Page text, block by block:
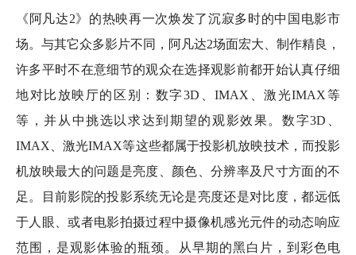
《阿凡达2》的热映再一次焕发了沉寂多时的中国电影市
场。与其它众多影片不同，阿凡达2场面宏大、制作精良，
许多平时不在意细节的观众在选择观影前都开始认真仔细
地对比放映厅的区别：数字3D、IMAX、激光IMAX等
等，并从中挑选以求达到期望的观影效果。数字3D、
IMAX、激光IMAX等这些都属于投影机放映技术，而投影
机放映最大的问题是亮度、颜色、分辨率及尺寸方面的不
足。目前影院的投影系统无论是亮度还是对比度，都远低
于人眼、或者电影拍摄过程中摄像机感光元件的动态响应
范围，是观影体验的瓶颈。从早期的黑白片，到彩色电